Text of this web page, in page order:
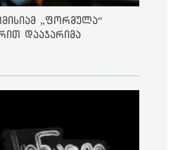
„ფორმულა“
დააჯარიმა